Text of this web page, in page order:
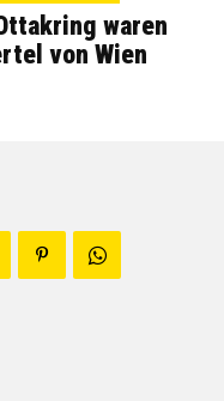
waren
von Wien